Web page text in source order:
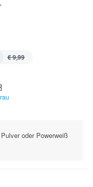
€ 9,99
oder Powerweiß